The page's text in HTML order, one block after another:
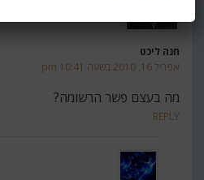
חנה ליכט
אפריל 16, 2010 בשעה 10:41 pm
מה בעצם פשר הרשומה?
REPLY